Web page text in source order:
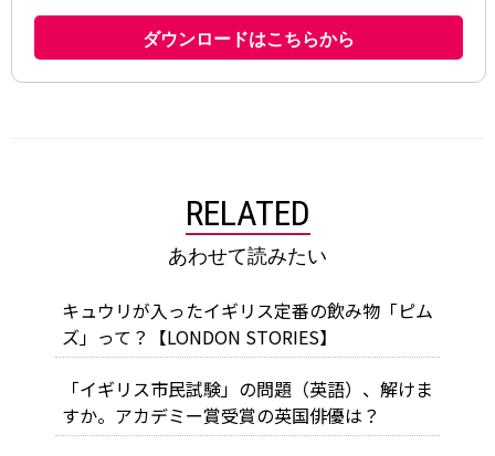
RELATED
あわせて読みたい
キュウリが入ったイギリス定番の飲み物「ピム
ズ」って？【LONDON STORIES】
「イギリス市民試験」の問題（英語）、解けま
すか。アカデミー賞受賞の英国俳優は？